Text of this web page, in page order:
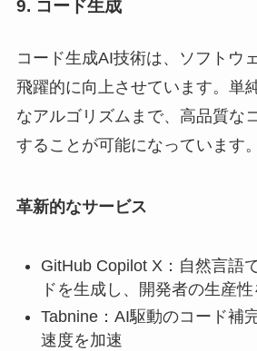
9. コード生成
コード生成AI技術は、ソフトウ
飛躍的に向上させています。単
なアルゴリズムまで、高品質な
することが可能になっています。
革新的なサービス
GitHub Copilot X：自然言語
ドを生成し、開発者の生産性
Tabnine：AI駆動のコード補
速度を加速